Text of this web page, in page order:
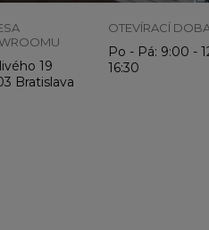
19
Bratislava
OTEVÍRACÍ
Po - Pá: 9:00 -
16:30